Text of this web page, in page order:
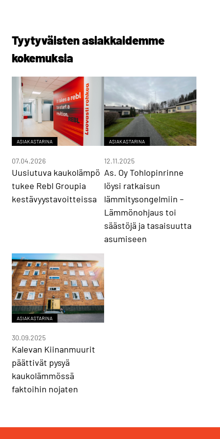
Tyytyväisten asiakkaidemme
kokemuksia
ASIAKASTARINA
Uusiutuva kaukolämpö
tukee Rebl Groupia
kestävyystavoitteissa
07.04.2026
ASIAKASTARINA
As. Oy Tohlopinrinne
löysi ratkaisun
lämmitysongelmiin –
Lämmönohjaus toi
säästöjä ja tasaisuutta
asumiseen
12.11.2025
ASIAKASTARINA
Kalevan Kiinanmuurit
päättivät pysyä
kaukolämmössä
faktoihin nojaten
30.09.2025